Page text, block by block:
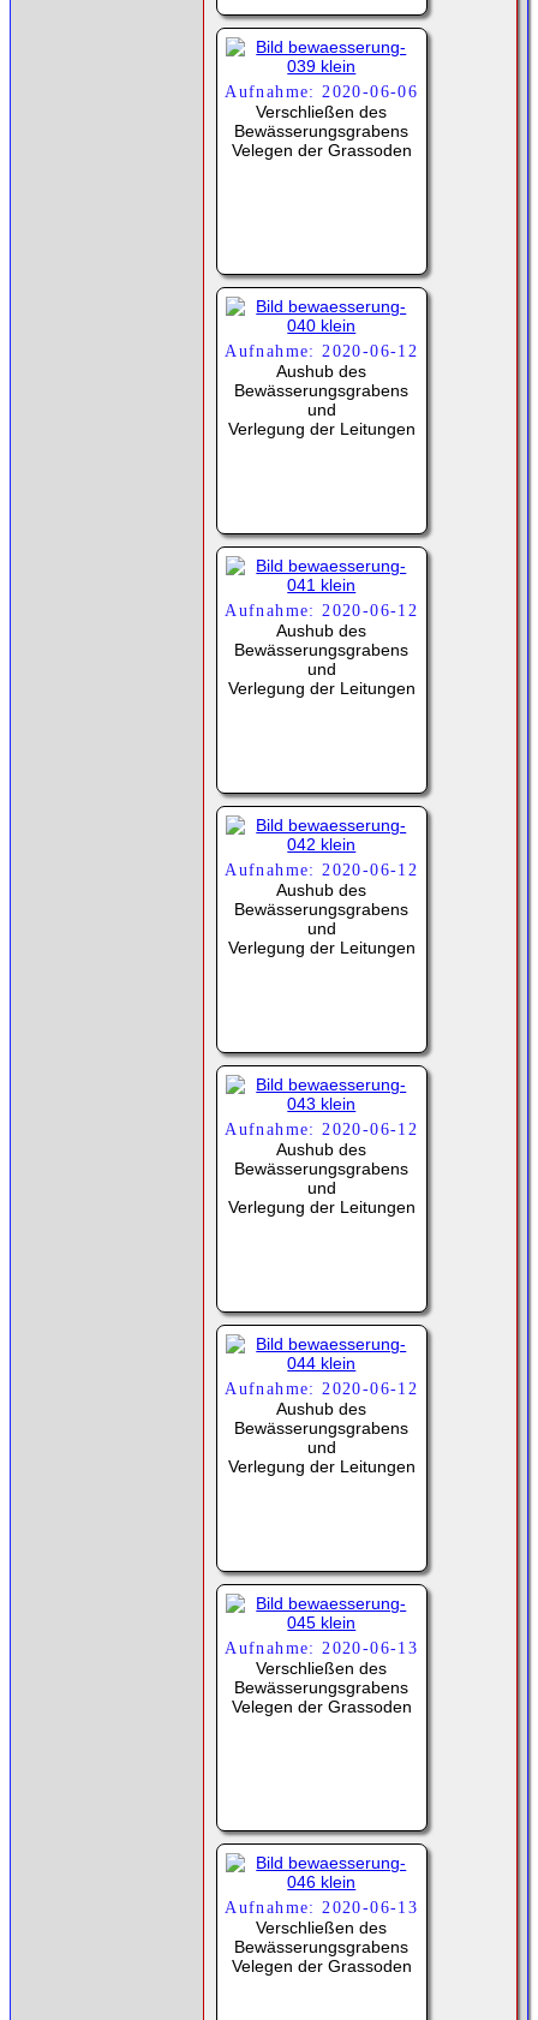
Aufnahme: 2020-06-06
Verschließen des
Bewässerungsgrabens
Velegen der Grassoden
Aufnahme: 2020-06-12
Aushub des
Bewässerungsgrabens
und
Verlegung der Leitungen
Aufnahme: 2020-06-12
Aushub des
Bewässerungsgrabens
und
Verlegung der Leitungen
Aufnahme: 2020-06-12
Aushub des
Bewässerungsgrabens
und
Verlegung der Leitungen
Aufnahme: 2020-06-12
Aushub des
Bewässerungsgrabens
und
Verlegung der Leitungen
Aufnahme: 2020-06-12
Aushub des
Bewässerungsgrabens
und
Verlegung der Leitungen
Aufnahme: 2020-06-13
Verschließen des
Bewässerungsgrabens
Velegen der Grassoden
Aufnahme: 2020-06-13
Verschließen des
Bewässerungsgrabens
Velegen der Grassoden